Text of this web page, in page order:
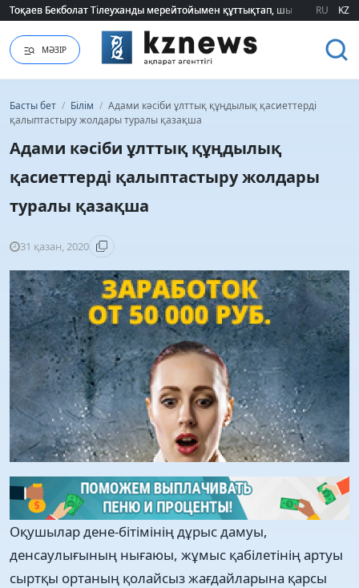
Тоқаев Бекболат Тілеуханды мерейтойымен құттықтап, шығармашылық
Тоқаев Бекболат Тілеуханды мерейтойымен құттықтап, шығармашылық
RU KZ
МӘЗІР
Басты бет / Білім / Адами кәсіби ұлттық құңдылық қасиеттерді
қалыптастыру жолдары туралы қазақша
Адами кәсіби ұлттық құңдылық
қасиеттерді қалыптастыру жолдары
туралы қазақша
31 қазан, 2020
Оқушылар дене-бітімінің дұрыс дамуы,
денсаулығының нығаюы, жұмыс қабілетінің артуы
сыртқы ортаның қолайсыз жағдайларына қарсы